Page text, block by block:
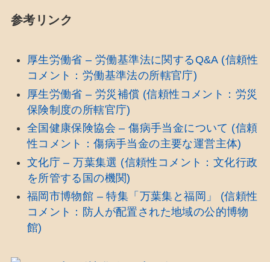
参考リンク
厚生労働省 – 労働基準法に関するQ&A (信頼性
コメント：労働基準法の所轄官庁)
厚生労働省 – 労災補償 (信頼性コメント：労災
保険制度の所轄官庁)
全国健康保険協会 – 傷病手当金について (信頼
性コメント：傷病手当金の主要な運営主体)
文化庁 – 万葉集選 (信頼性コメント：文化行政
を所管する国の機関)
福岡市博物館 – 特集「万葉集と福岡」 (信頼性
コメント：防人が配置された地域の公的博物
館)